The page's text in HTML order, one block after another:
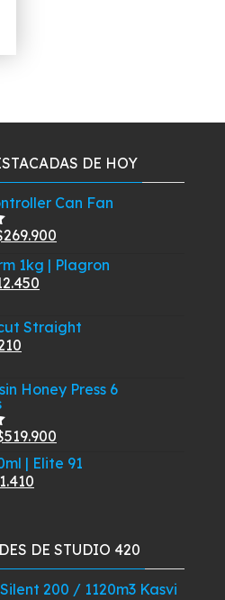
DE HOY
Can Fan
precio
269.900
precio
$269.900.
1kg | Plagron
actual
Straight
actual
$6.210.
Honey Press 6
519.900
precio
| Elite 91
es:
$31.410.
DE STUDIO 420
200 / 1120m3 Kasvi